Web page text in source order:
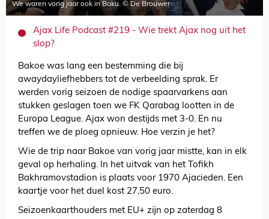
We waren vorig jaar ook in Baku. © De Brouwer
Ajax Life Podcast #219 - Wie trekt Ajax nog uit het
slop?
Bakoe was lang een bestemming die bij
awaydayliefhebbers tot de verbeelding sprak. Er
werden vorig seizoen de nodige spaarvarkens aan
stukken geslagen toen we FK Qarabag lootten in de
Europa League. Ajax won destijds met 3-0. En nu
treffen we de ploeg opnieuw. Hoe verzin je het?
Wie de trip naar Bakoe van vorig jaar mistte, kan in elk
geval op herhaling. In het uitvak van het Tofikh
Bakhramovstadion is plaats voor 1970 Ajacieden. Een
kaartje voor het duel kost 27,50 euro.
Seizoenkaarthouders met EU+ zijn op zaterdag 8